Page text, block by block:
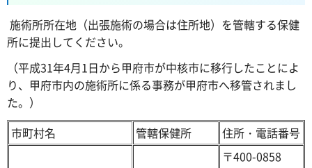
施術所所在地（出張施術の場合は住所地）を管轄する保健
所に提出してください。
（平成31年4月1日から甲府市が中核市に移行したことによ
り、甲府市内の施術所に係る事務が甲府市へ移管されまし
た。）
市町村名
管轄保健所 住所・電話番号
〒400-0858